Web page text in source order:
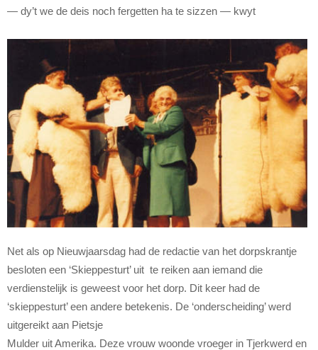
— dy’t we de deis noch fergetten ha te sizzen — kwyt
Net als op Nieuwjaarsdag had de redactie van het dorpskrantje
besloten een ‘Skieppesturt’ uit te reiken aan iemand die
verdienstelijk is geweest voor het dorp. Dit keer had de
‘skieppesturt’ een andere betekenis. De ‘onderscheiding’ werd
uitgereikt aan Pietsje
Mulder uit Amerika. Deze vrouw woonde vroeger in Tjerkwerd en